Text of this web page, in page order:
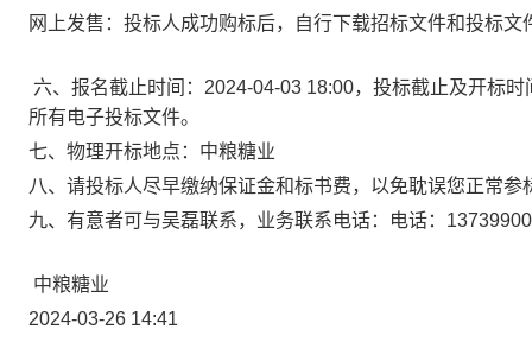
网上发售：投标人成功购标后，自行下载招标文件和投标文
六、报名截止时间：2024-04-03 18:00，投标截止及开标
所有电子投标文件。
七、物理开标地点：中粮糖业
八、请投标人尽早缴纳保证金和标书费，以免耽误您正常参
九、有意者可与吴磊联系，业务联系电话：电话：
中粮糖业
2024-03-26 14:41